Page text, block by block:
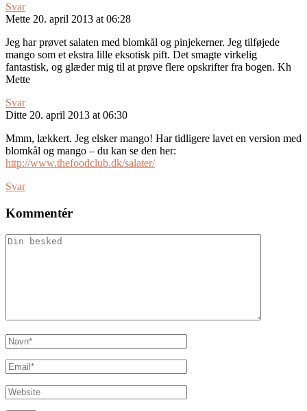
Svar
Mette 20. april 2013 at 06:28
Jeg har prøvet salaten med blomkål og pinjekerner. Jeg tilføjede
mango som et ekstra lille eksotisk pift. Det smagte virkelig
fantastisk, og glæder mig til at prøve flere opskrifter fra bogen. Kh
Mette
Svar
Ditte 20. april 2013 at 06:30
Mmm, lækkert. Jeg elsker mango! Har tidligere lavet en version med
blomkål og mango – du kan se den her:
http://www.thefoodclub.dk/salater/
Svar
Kommentér